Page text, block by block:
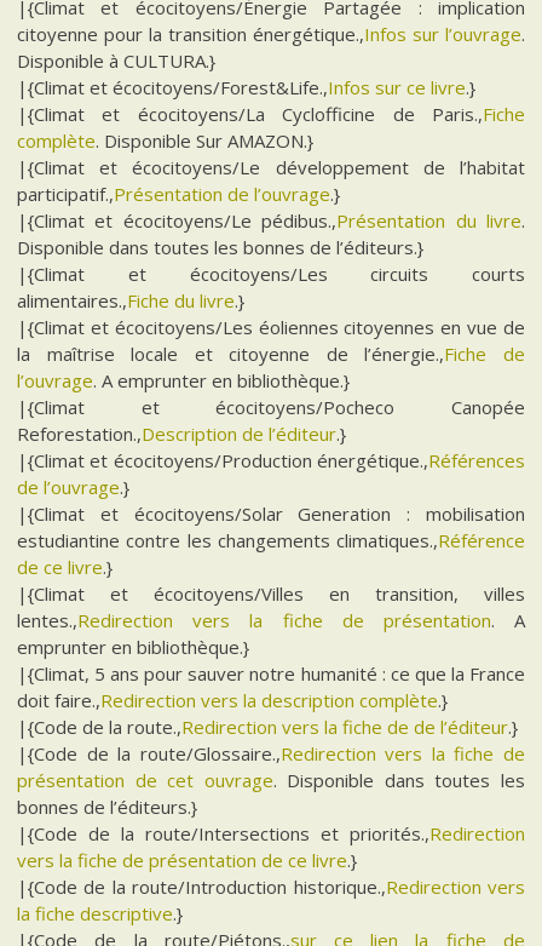
|{Climat et écocitoyens/Énergie Partagée : implication
citoyenne pour la transition énergétique.,Infos sur l’ouvrage.
Disponible à CULTURA.}
|{Climat et écocitoyens/Forest&Life.,Infos sur ce livre.}
|{Climat et écocitoyens/La Cyclofficine de Paris.,Fiche
complète. Disponible Sur AMAZON.}
|{Climat et écocitoyens/Le développement de l’habitat
participatif.,Présentation de l’ouvrage.}
|{Climat et écocitoyens/Le pédibus.,Présentation du livre.
Disponible dans toutes les bonnes de l’éditeurs.}
|{Climat et écocitoyens/Les circuits courts
alimentaires.,Fiche du livre.}
|{Climat et écocitoyens/Les éoliennes citoyennes en vue de
la maîtrise locale et citoyenne de l’énergie.,Fiche de
l’ouvrage. A emprunter en bibliothèque.}
|{Climat et écocitoyens/Pocheco Canopée
Reforestation.,Description de l’éditeur.}
|{Climat et écocitoyens/Production énergétique.,Références
de l’ouvrage.}
|{Climat et écocitoyens/Solar Generation : mobilisation
estudiantine contre les changements climatiques.,Référence
de ce livre.}
|{Climat et écocitoyens/Villes en transition, villes
lentes.,Redirection vers la fiche de présentation. A
emprunter en bibliothèque.}
|{Climat, 5 ans pour sauver notre humanité : ce que la France
doit faire.,Redirection vers la description complète.}
|{Code de la route.,Redirection vers la fiche de de l’éditeur.}
|{Code de la route/Glossaire.,Redirection vers la fiche de
présentation de cet ouvrage. Disponible dans toutes les
bonnes de l’éditeurs.}
|{Code de la route/Intersections et priorités.,Redirection
vers la fiche de présentation de ce livre.}
|{Code de la route/Introduction historique.,Redirection vers
la fiche descriptive.}
|{Code de la route/Piétons.,sur ce lien la fiche de